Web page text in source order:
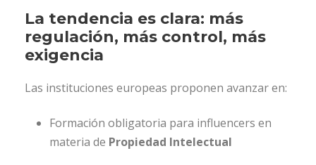
La tendencia es clara: más
regulación, más control, más
exigencia
Las instituciones europeas proponen avanzar en:
Formación obligatoria para influencers en
materia de Propiedad Intelectual